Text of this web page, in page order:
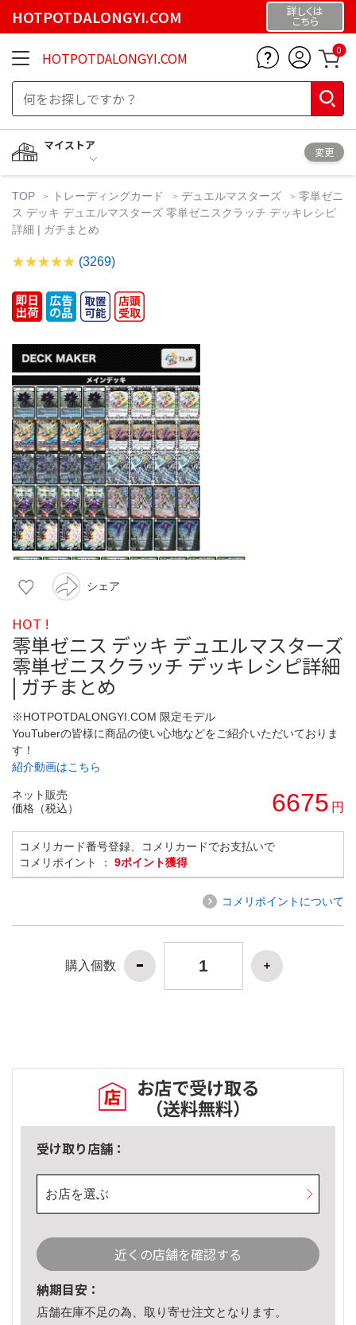
HOTPOTDALONGYI.COM 詳しくは
こちら
HOTPOTDALONGYI.COM 0
マイストア
変更
TOP トレーディングカード デュエルマスターズ
零単ゼニ
ス デッキ デュエルマスターズ 零単ゼニスクラッチ デッキレシピ
詳細 | ガチまとめ
(3269)
シェア
HOT !
零単ゼニス デッキ デュエルマスターズ
零単ゼニスクラッチ デッキレシピ詳細
| ガチまとめ
※HOTPOTDALONGYI.COM 限定モデル
YouTuberの皆様に商品の使い心地などをご紹介いただいておりま
す！
紹介動画はこちら
ネット販売
価格（税込）
6675 円
コメリカード番号登録、コメリカードでお支払いで
コメリポイント ： 9ポイント獲得
コメリポイントについて
購入個数
お店で受け取る
（送料無料）
受け取り店舗：
お店を選ぶ
近くの店舗を確認する
納期目安：
店舗在庫不足の為、取り寄せ注文となります。